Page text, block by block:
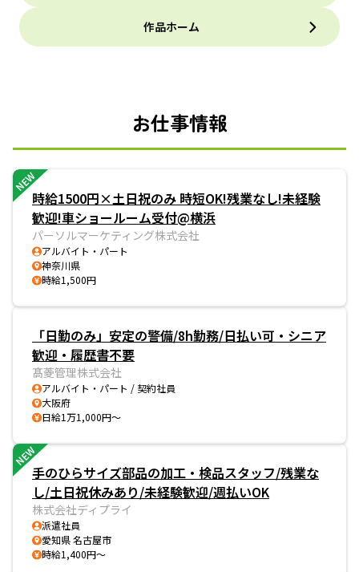
作品ホーム
お仕事情報
NEW
時給1500円×土日祝のみ 時短OK!残業なし!未経験
歓迎!車ショールーム受付@横浜
パーソルマーケティング株式会社
アルバイト・パート
神奈川県
時給1,500円
「日勤のみ」安定の警備/8h勤務/日払い可・シニア
歓迎・履歴書不要
髙菱管理株式会社
アルバイト・パート / 契約社員
大阪府
日給1万1,000円～
NEW
手のひらサイズ部品の加工・検品スタッフ/残業な
し/土日祝休みあり/未経験歓迎/週払いOK
株式会社ディプライ
派遣社員
愛知県 名古屋市
時給1,400円～